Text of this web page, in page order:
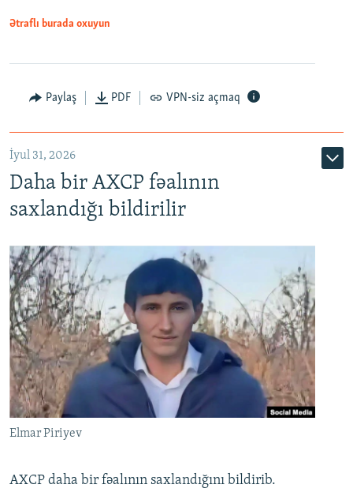
Ətraflı burada oxuyun
Paylaş PDF VPN-siz açmaq
İyul 31, 2026
Daha bir AXCP fəalının
saxlandığı bildirilir
Elmar Piriyev
AXCP daha bir fəalının saxlandığını bildirib.